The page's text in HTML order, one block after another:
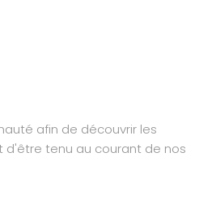
afin de découvrir les
d'être tenu au courant de nos